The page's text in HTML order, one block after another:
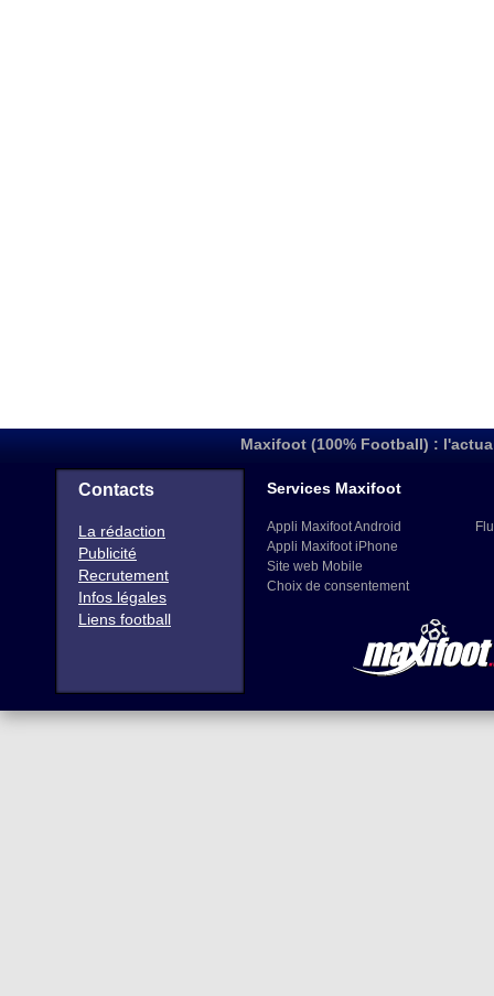
Maxifoot (100% Football) :
Contacts
La rédaction
Publicité
Recrutement
Infos légales
Liens football
Services Maxifoot
Appli Maxifoot Android
Appli Maxifoot iPhone
Site web Mobile
Choix de consentement